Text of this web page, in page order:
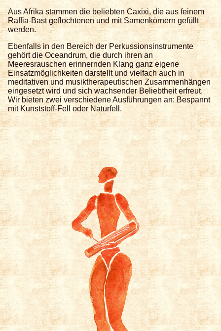
Aus Afrika stammen die beliebten Caxixi, die aus feinem
Raffia-Bast geflochtenen und mit Samenkörnern gefüllt
werden.
Ebenfalls in den Bereich der Perkussionsinstrumente
gehört die Oceandrum, die durch ihren an
Meeresrauschen erinnernden Klang ganz eigene
Einsatzmöglichkeiten darstellt und vielfach auch in
meditativen und musiktherapeutischen Zusammenhängen
eingesetzt wird und sich wachsender Beliebtheit erfreut.
Wir bieten zwei verschiedene Ausführungen an: Bespannt
mit Kunststoff-Fell oder Naturfell.